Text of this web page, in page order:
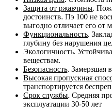
Защита от ржавчины.
достоинств. Пэ 100 не
выгодно отличает его от
Функциональность.
глубину без нарушения
Экологичность.
веществам.
Безопасность. Замерзшая
Высокая пропускная
транспортируется
Срок службы. Средняя
эксплуатации 30-50 лет